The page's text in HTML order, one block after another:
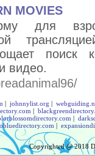
MOVIES
для
поиск
видео.
| johnnylist.org |
|
|
|
Copyrighted @ 2018